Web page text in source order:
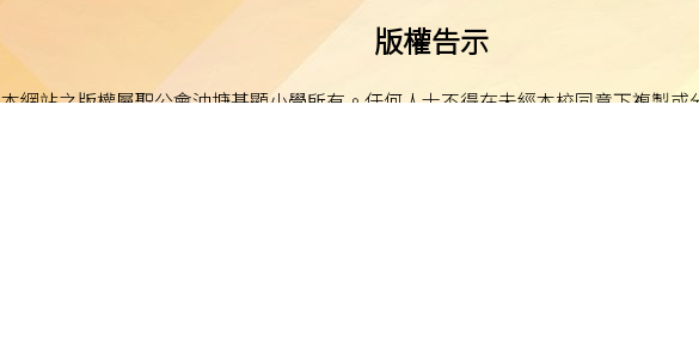
版權告示
本網站之版權屬聖公會油塘基顯小學所有。任何人士不得在未經本校同意下複製或